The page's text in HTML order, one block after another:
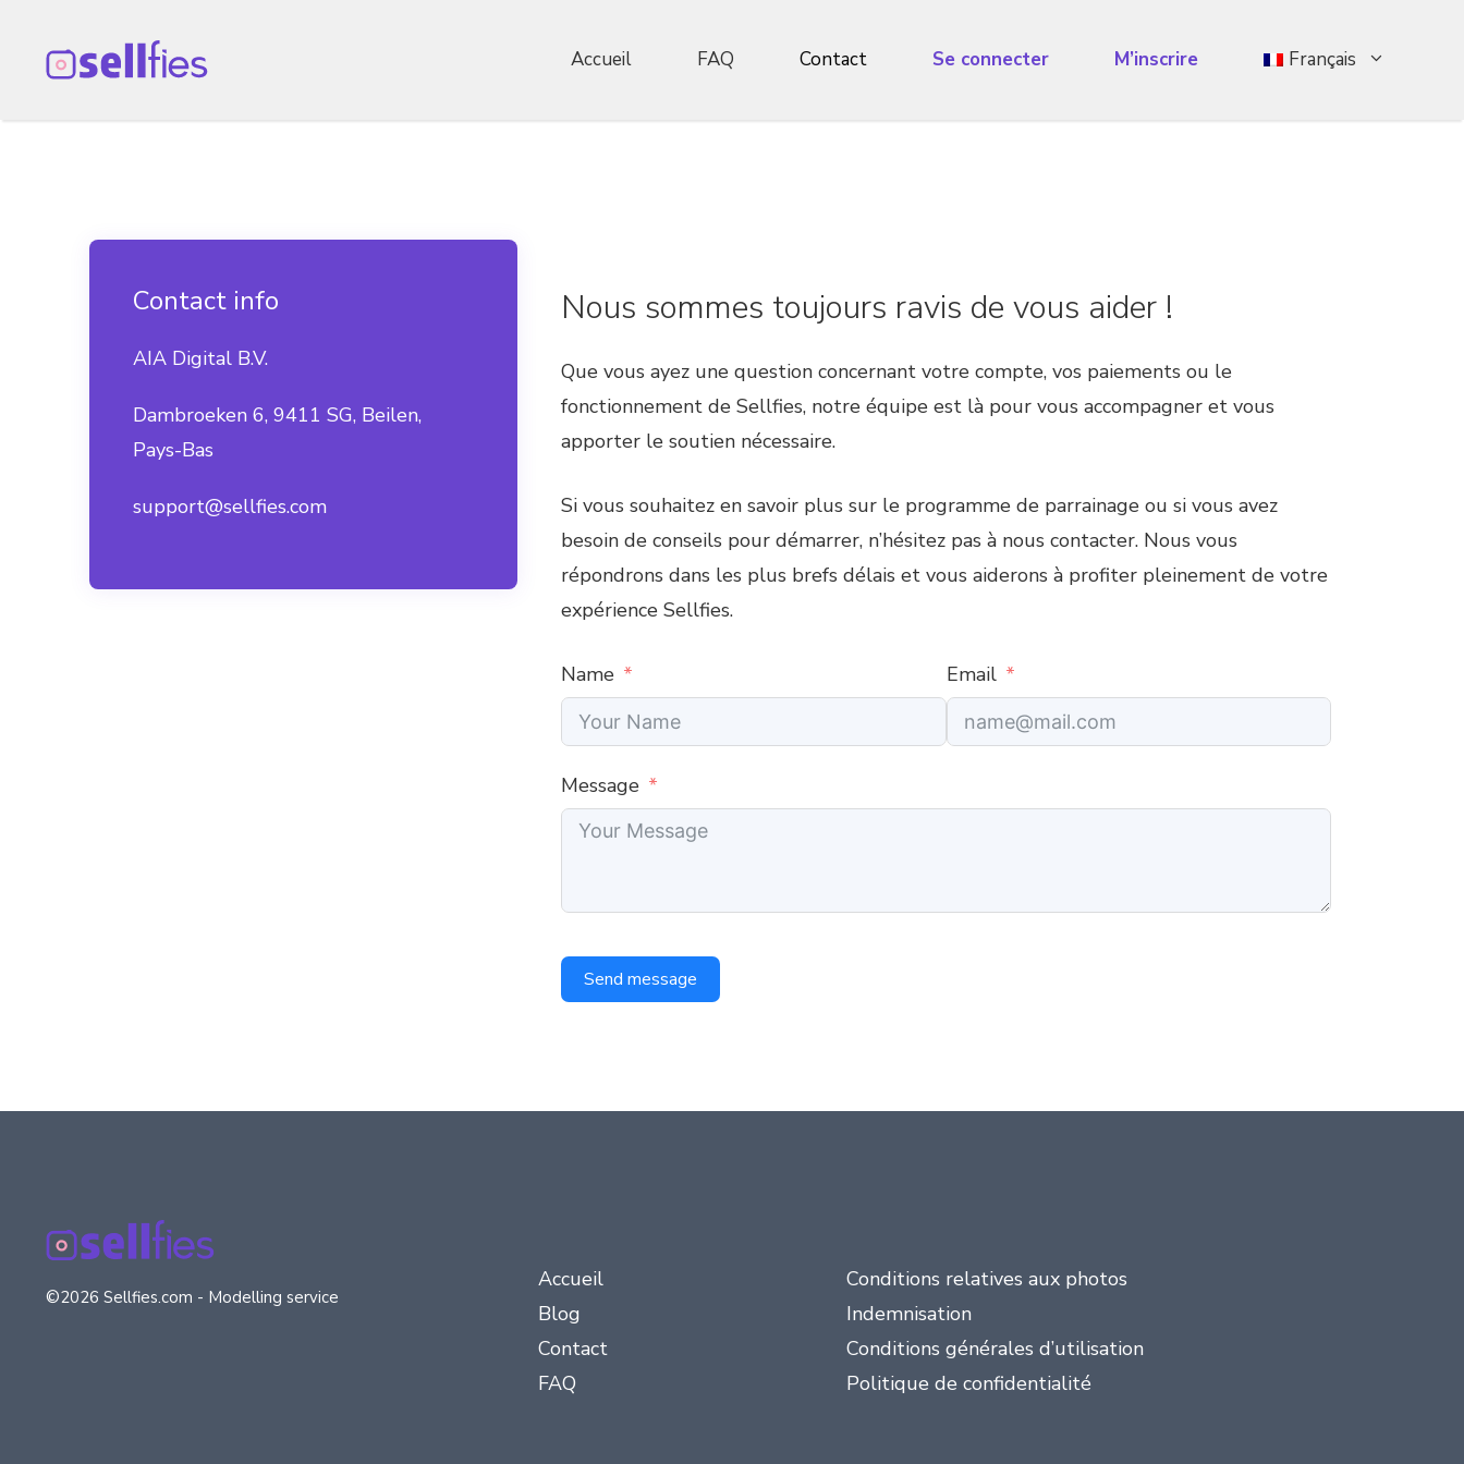
contenu
Accueil FAQ Contact Se connecter M’inscrire Français
Contact info
AIA Digital B.V.
Dambroeken 6, 9411 SG, Beilen,
Pays-Bas
support@sellfies.com
Nous sommes toujours ravis de vous aider !
Que vous ayez une question concernant votre compte, vos paiements ou le
fonctionnement de Sellfies, notre équipe est là pour vous accompagner et vous
apporter le soutien nécessaire.
Si vous souhaitez en savoir plus sur le programme de parrainage ou si vous avez
besoin de conseils pour démarrer, n’hésitez pas à nous contacter. Nous vous
répondrons dans les plus brefs délais et vous aiderons à profiter pleinement de votre
expérience Sellfies.
Name Email
Message
Send message
©2026 Sellfies.com - Modelling service
Accueil
Blog
Contact
FAQ
Conditions relatives aux photos
Indemnisation
Conditions générales d’utilisation
Politique de confidentialité